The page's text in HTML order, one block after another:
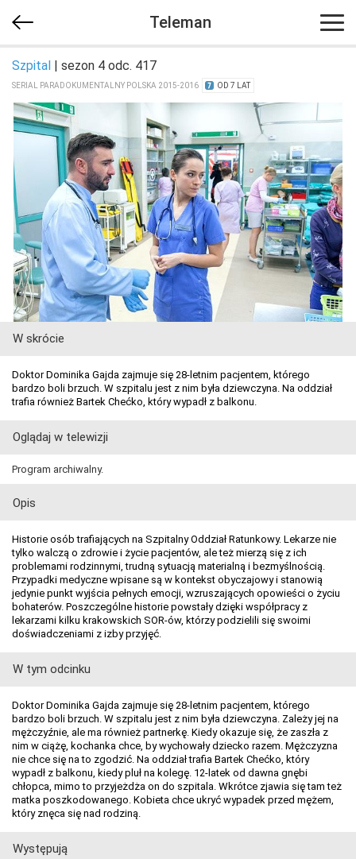
Teleman
Szpital | sezon 4 odc. 417
SERIAL PARADOKUMENTALNY POLSKA 2015-2016 OD 7 LAT
W skrócie
Doktor Dominika Gajda zajmuje się 28-letnim pacjentem, którego
bardzo boli brzuch. W szpitalu jest z nim była dziewczyna. Na oddział
trafia również Bartek Chećko, który wypadł z balkonu.
Oglądaj w telewizji
Program archiwalny.
Opis
Historie osób trafiających na Szpitalny Oddział Ratunkowy. Lekarze nie
tylko walczą o zdrowie i życie pacjentów, ale też mierzą się z ich
problemami rodzinnymi, trudną sytuacją materialną i bezmyślnością.
Przypadki medyczne wpisane są w kontekst obyczajowy i stanowią
jedynie punkt wyjścia pełnych emocji, wzruszających opowieści o życiu
bohaterów. Poszczególne historie powstały dzięki współpracy z
lekarzami kilku krakowskich SOR-ów, którzy podzielili się swoimi
doświadczeniami z izby przyjęć.
W tym odcinku
Doktor Dominika Gajda zajmuje się 28-letnim pacjentem, którego
bardzo boli brzuch. W szpitalu jest z nim była dziewczyna. Zależy jej na
mężczyźnie, ale ma również partnerkę. Kiedy okazuje się, że zaszła z
nim w ciążę, kochanka chce, by wychowały dziecko razem. Mężczyzna
nie chce się na to zgodzić. Na oddział trafia Bartek Chećko, który
wypadł z balkonu, kiedy pluł na kolegę. 12-latek od dawna gnębi
chłopca, mimo to przyjeżdża on do szpitala. Wkrótce zjawia się tam też
matka poszkodowanego. Kobieta chce ukryć wypadek przed mężem,
który znęca się nad rodziną.
Występują